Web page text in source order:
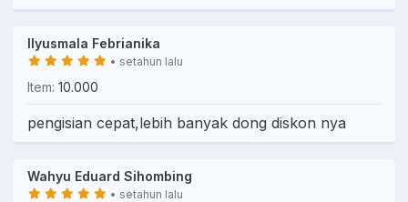
Ilyusmala Febrianika
• setahun lalu
Item: 10.000
pengisian cepat,lebih banyak dong diskon nya
Wahyu Eduard Sihombing
• setahun lalu